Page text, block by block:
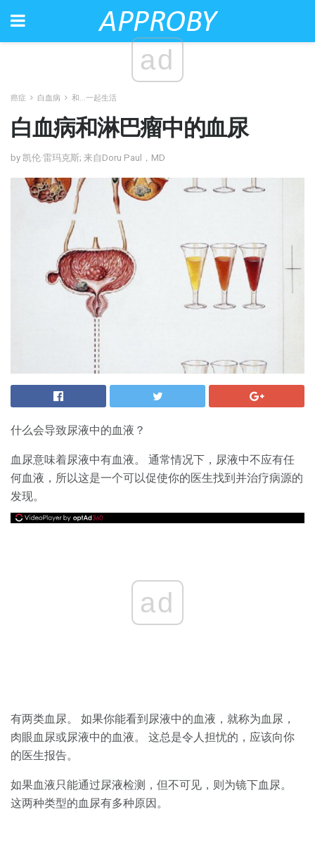
ad
癌症 白血病 和...一起生活
白血病和淋巴瘤中的血尿
by 凯伦·雷玛克斯; 来自Doru Paul，MD
什么会导致尿液中的血液？
血尿意味着尿液中有血液。 通常情况下，尿液中不应有任
何血液，所以这是一个可以促使你的医生找到并治疗病源的
发现。
ad
有两类血尿。 如果你能看到尿液中的血液，就称为血尿，
肉眼血尿或尿液中的血液。 这总是令人担忧的，应该向你
的医生报告。
如果血液只能通过尿液检测，但不可见，则为镜下血尿。
这两种类型的血尿有多种原因。